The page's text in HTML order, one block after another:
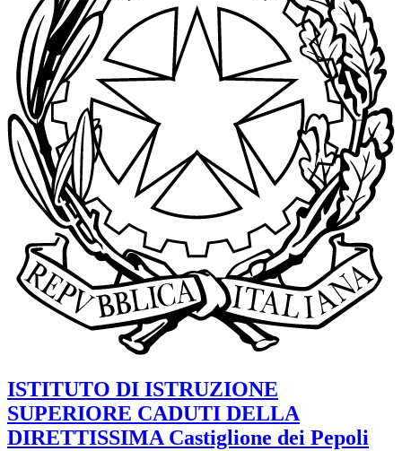
ISTITUTO DI ISTRUZIONE
SUPERIORE CADUTI DELLA
DIRETTISSIMA Castiglione dei Pepoli